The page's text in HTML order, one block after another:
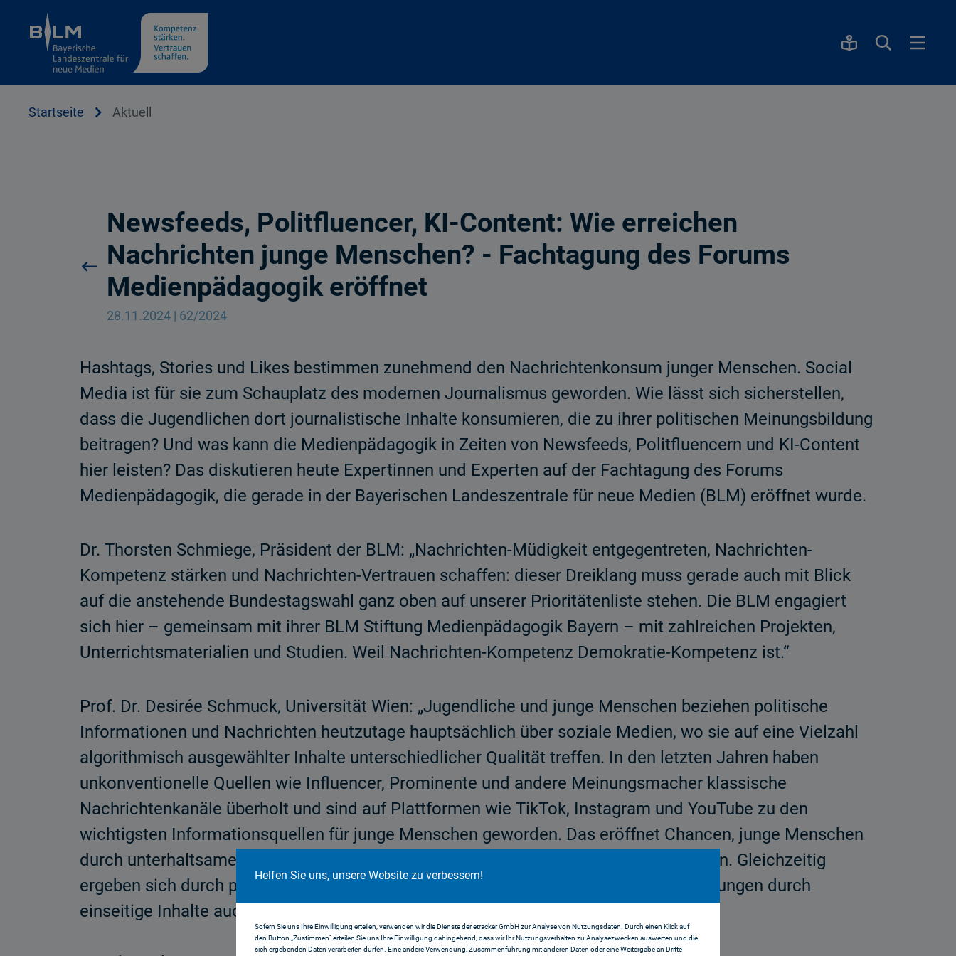
Cookie Hinweis
Helfen Sie uns, unsere Website zu verbessern!
Sofern Sie uns Ihre Einwilligung erteilen, verwenden wir die Dienste der etracker GmbH zur Analyse von Nutzungsdaten. Durch einen Klick auf
den Button „Zustimmen“ erteilen Sie uns Ihre Einwilligung dahingehend, dass wir Ihr Nutzungsverhalten zu Analysezwecken auswerten und die
sich ergebenden Daten verarbeiten dürfen. Eine andere Verwendung, Zusammenführung mit anderen Daten oder eine Weitergabe an Dritte
Startseite Aktuell
Newsfeeds, Politfluencer, KI-Content: Wie erreichen
Nachrichten junge Menschen? - Fachtagung des Forums
Medienpädagogik eröffnet
28.11.2024 | 62/2024
Hashtags, Stories und Likes bestimmen zunehmend den Nachrichtenkonsum junger Menschen. Social
Media ist für sie zum Schauplatz des modernen Journalismus geworden. Wie lässt sich sicherstellen,
dass die Jugendlichen dort journalistische Inhalte konsumieren, die zu ihrer politischen Meinungsbildung
beitragen? Und was kann die Medienpädagogik in Zeiten von Newsfeeds, Politfluencern und KI-Content
hier leisten? Das diskutieren heute Expertinnen und Experten auf der Fachtagung des Forums
Medienpädagogik, die gerade in der Bayerischen Landeszentrale für neue Medien (BLM) eröffnet wurde.
Dr. Thorsten Schmiege, Präsident der BLM: „Nachrichten-Müdigkeit entgegentreten, Nachrichten-
Kompetenz stärken und Nachrichten-Vertrauen schaffen: dieser Dreiklang muss gerade auch mit Blick
auf die anstehende Bundestagswahl ganz oben auf unserer Prioritätenliste stehen. Die BLM engagiert
sich hier – gemeinsam mit ihrer BLM Stiftung Medienpädagogik Bayern – mit zahlreichen Projekten,
Unterrichtsmaterialien und Studien. Weil Nachrichten-Kompetenz Demokratie-Kompetenz ist.“
Prof. Dr. Desirée Schmuck, Universität Wien: „Jugendliche und junge Menschen beziehen politische
Informationen und Nachrichten heutzutage hauptsächlich über soziale Medien, wo sie auf eine Vielzahl
algorithmisch ausgewählter Inhalte unterschiedlicher Qualität treffen. In den letzten Jahren haben
unkonventionelle Quellen wie Influencer, Prominente und andere Meinungsmacher klassische
Nachrichtenkanäle überholt und sind auf Plattformen wie TikTok, Instagram und YouTube zu den
wichtigsten Informationsquellen für junge Menschen geworden. Das eröffnet Chancen, junge Menschen
durch unterhaltsame und leicht verständliche Inhalte (wieder) für Politik zu begeistern. Gleichzeitig
ergeben sich durch potenzielle Fehlinformationen oder die Polarisierung von Einstellungen durch
einseitige Inhalte auch viele Risiken.“